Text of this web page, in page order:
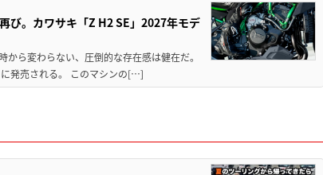
び。カワサキ「Z H2 SE」2027年モデ
ら変わらない、圧倒的な存在感は健在だ。
発売される。 このマシンの[…]